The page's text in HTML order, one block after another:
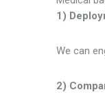
1)
We can
2)